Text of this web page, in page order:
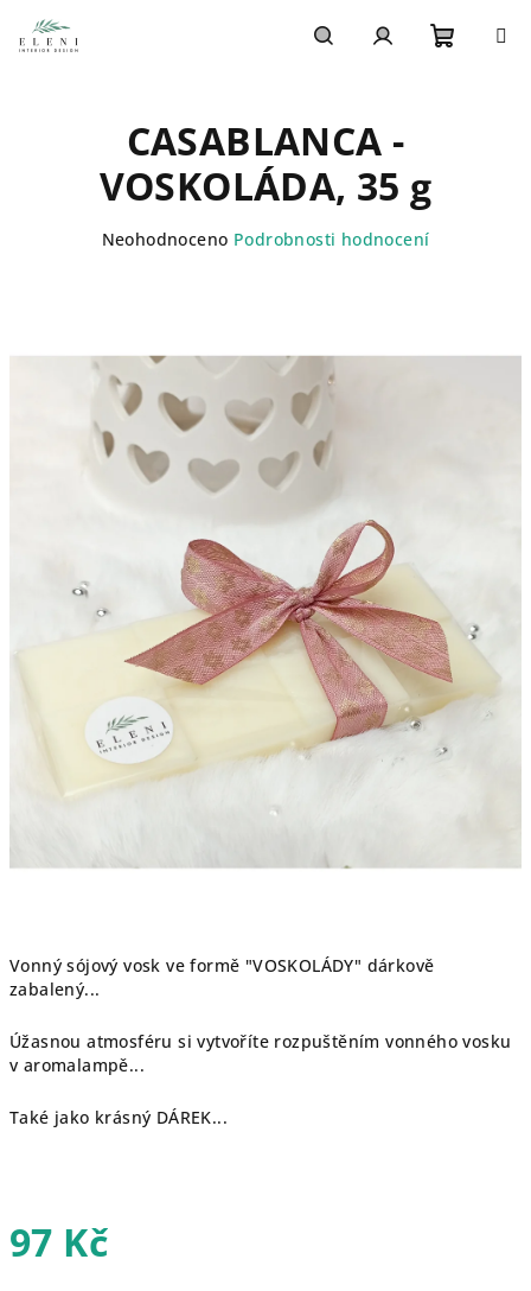
na
obsah
Vonný sójový vosk ve formě "VOSKOLÁDY" dárkově
zabalený...
Úžasnou atmosféru si vytvoříte rozpuštěním vonného vosku
v aromalampě...
Také jako krásný DÁREK...
97 Kč
CASABLANCA -
VOSKOLÁDA, 35 g
Průměrné
z
5
hvězdiček.
Neohodnoceno Podrobnosti hodnocení